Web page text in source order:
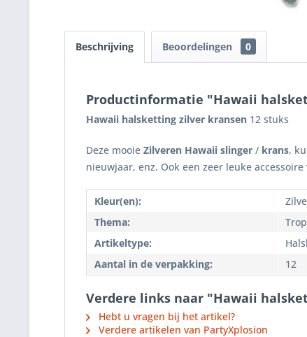
Beschrijving Beoordelingen 0
Productinformatie "Hawaii
Hawaii halsketting zilver kransen 12 stuks
Deze mooie Zilveren Hawaii slinger / krans,
nieuwjaar, enz. Ook een zeer leuke
Kleur(en):
Thema:
Artikeltype:
Aantal in de verpakking:
12
Verdere links naar "Hawaii
Hebt u vragen bij het artikel?
Verdere artikelen van PartyXplosion